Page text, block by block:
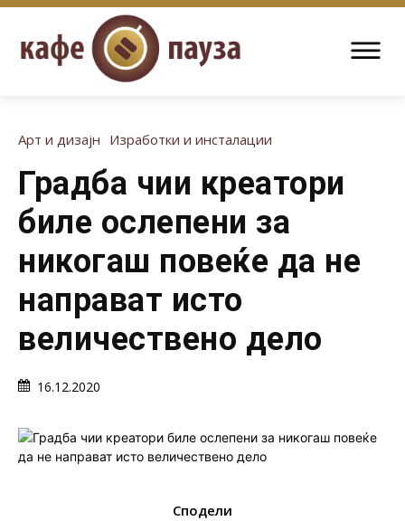
Арт и дизајн Изработки и инсталации
Градба чии креатори
биле ослепени за
никогаш повеќе да не
направат исто
величествено дело
16.12.2020
Сподели